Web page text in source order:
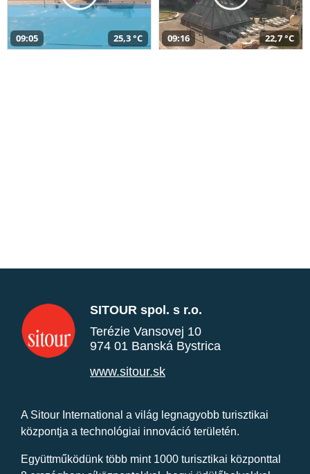
09:05 25,3 °C 09:16 22,7 °C
SITOUR spol. s r.o.
Terézie Vansovej 10
974 01 Banská Bystrica
www.sitour.sk
A Sitour International a világ legnagyobb turisztikai
központja a technológiai innováció területén.
Együttműködünk több mint 1000 turisztikai központtal